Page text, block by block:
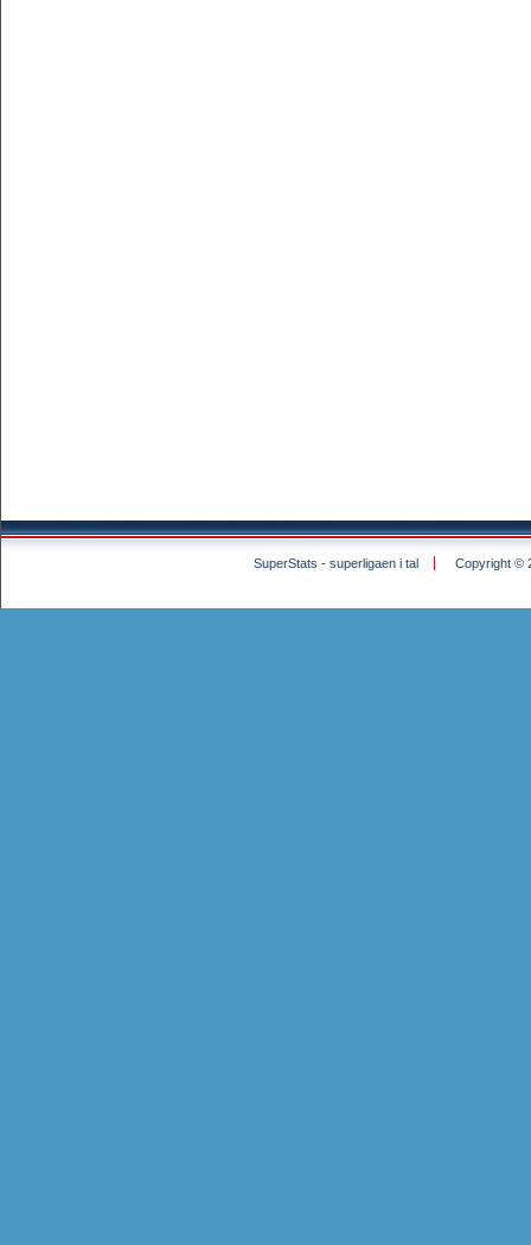
SuperStats - superligaen i tal Copyright ©